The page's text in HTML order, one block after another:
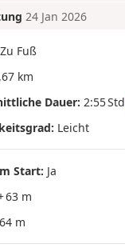
24 Jan 2026
Zu Fuß
km
Dauer: 2:55
Leicht
Start: Ja
63 m
m